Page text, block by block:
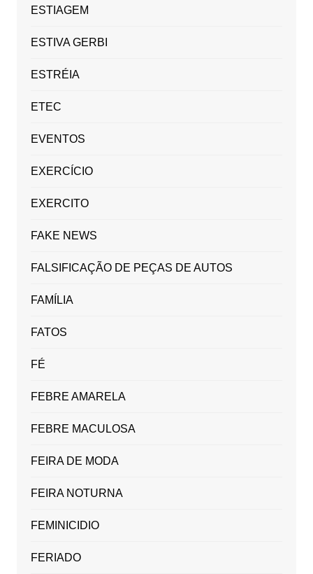
ESTIAGEM
ESTIVA GERBI
ESTRÉIA
ETEC
EVENTOS
EXERCÍCIO
EXERCITO
FAKE NEWS
FALSIFICAÇÃO DE PEÇAS DE AUTOS
FAMÍLIA
FATOS
FÉ
FEBRE AMARELA
FEBRE MACULOSA
FEIRA DE MODA
FEIRA NOTURNA
FEMINICIDIO
FERIADO